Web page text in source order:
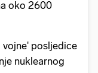
oko 2600
posljedice
nuklearnog